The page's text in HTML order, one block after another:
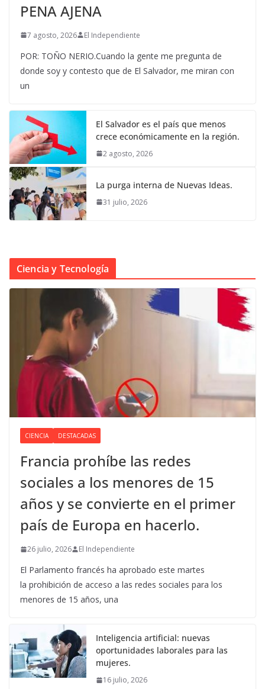
PENA AJENA
7 agosto, 2026 El Independiente
POR: TOÑO NERIO.Cuando la gente me pregunta de
donde soy y contesto que de El Salvador, me miran con
un
El Salvador es el país que menos
crece económicamente en la región.
2 agosto, 2026
La purga interna de Nuevas Ideas.
31 julio, 2026
Ciencia y Tecnología
CIENCIA DESTACADAS
Francia prohíbe las redes
sociales a los menores de 15
años y se convierte en el primer
país de Europa en hacerlo.
26 julio, 2026 El Independiente
El Parlamento francés ha aprobado este martes
la prohibición de acceso a las redes sociales para los
menores de 15 años, una
Inteligencia artificial: nuevas
oportunidades laborales para las
mujeres.
16 julio, 2026